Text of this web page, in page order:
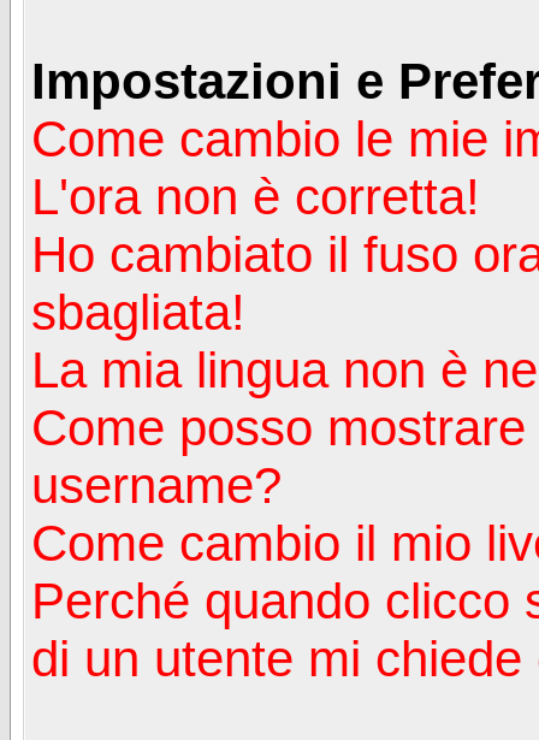
Impostazioni e
Come cambio le mie
L'ora non è corretta!
Ho cambiato il fuso
sbagliata!
La mia lingua non è
Come posso
username?
Come cambio il mio
Perché quando clicco
di un utente mi